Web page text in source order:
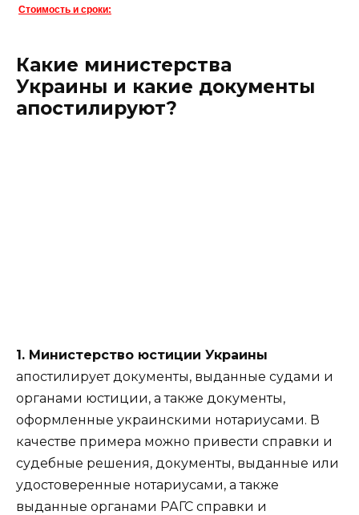
Стоимость и сроки:
Какие министерства
Украины и какие документы
апостилируют?
1. Министерство юстиции Украины
апостилирует документы, выданные судами и
органами юстиции, а также документы,
оформленные украинскими нотариусами. В
качестве примера можно привести справки и
судебные решения, документы, выданные или
удостоверенные нотариусами, а также
выданные органами РАГС справки и